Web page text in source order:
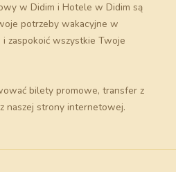
w Didim i Hotele w Didim są
potrzeby wakacyjne w
zaspokoić wszystkie Twoje
bilety promowe, transfer z
naszej strony internetowej.